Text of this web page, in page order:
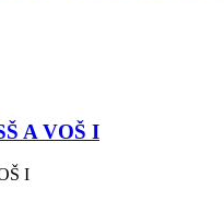
A VOŠ I
I